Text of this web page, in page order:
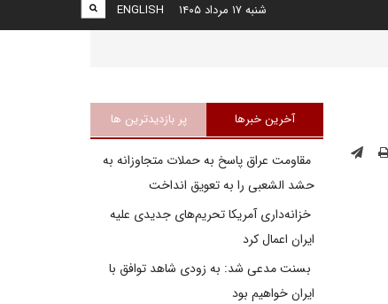
ENGLISH شنبه ۱۷ مرداد ۱۴۰۵
آخرین خبرها پر بازدیدترین ها
مقاومت عراق پاسخ به حملات متجاوزانه به
حشد الشعبی را به تعویق انداخت
خزانه‌داری آمریکا تحریم‌های جدیدی علیه
ایران اعمال کرد
بسنت مدعی شد: به زودی شاهد توافق با
ایران خواهیم بود